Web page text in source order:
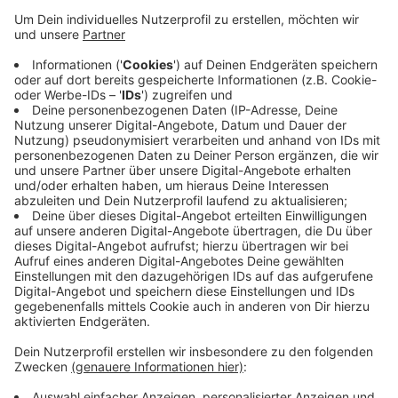
Schwergewichten den achten Platz geholt und
In Münster hat Felix Waltenberg bei den Junioren
gleich drei Siege eingefahren. Und auch beim
Nachwuchs lief es rund: In Oberhausen haben die
Herdecker Kinder beim Wasser-Slalom und auf der
tausend-Meter-Strecke richtig starke
Platzierungen erkämpft. Der Verein zeigt sich sehr
zufrieden mit dem Auftakt.
Veröffentlicht:Montag, 11.05.2026 06:34
Anzeige